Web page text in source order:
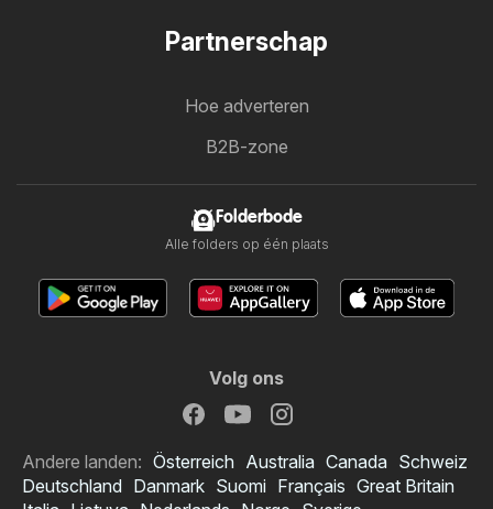
Partnerschap
Hoe adverteren
B2B-zone
Folderbode
Alle folders op één plaats
Volg ons
Andere landen: Österreich Australia Canada Schweiz
Deutschland Danmark Suomi Français Great Britain